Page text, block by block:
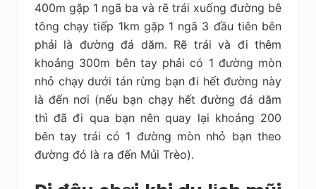
400m gặp 1 ngã ba và rẽ trái xuống đường bê
tông chạy tiếp 1km gặp 1 ngã 3 đầu tiên bên
phải là đường đá dăm. Rẽ trái và đi thêm
khoảng 300m bên tay phải có 1 đường mòn
nhỏ chạy dưới tán rừng bạn đi hết đường này
là đến nơi (nếu bạn chạy hết đường đá dăm
thì đã đi qua bạn nên quay lại khoảng 200
bên tay trái có 1 đường mòn nhỏ bạn theo
đường đó là ra đến Mủi Trèo).